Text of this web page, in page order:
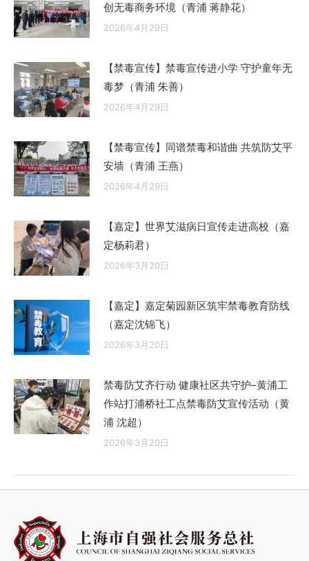
创无毒商务环境（青浦 蒋静花）
2026年4月29日
【禁毒宣传】禁毒宣传进小学 守护童年无
毒梦（青浦 朱善）
2026年4月29日
【禁毒宣传】同谱禁毒和谐曲 共筑防艾平
安墙（青浦 王燕）
2026年4月29日
【嘉定】世界艾滋病日宣传走进高校（嘉
定杨莉君）
2026年3月20日
【嘉定】嘉定菊园新区筑牢禁毒教育防线
（嘉定沈锦飞）
2026年3月20日
禁毒防艾齐行动 健康社区共守护–黄浦工
作站打浦桥社工点禁毒防艾宣传活动（黄
浦 沈超）
2026年3月20日